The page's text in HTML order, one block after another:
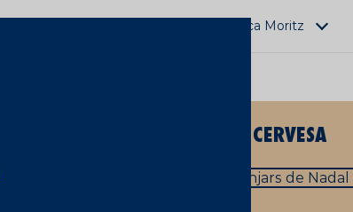
Activitats Fàbrica Moritz
CERVESERA
NADAL PER MARIDAR AMB CERVESA
de Nadal menjars de